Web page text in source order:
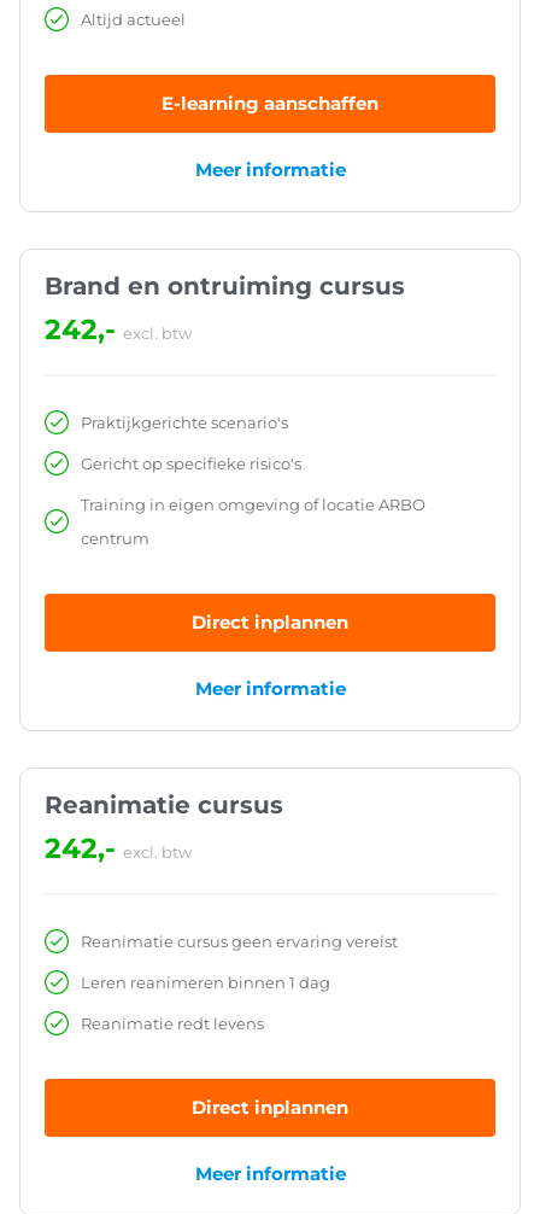
Altijd actueel
E-learning aanschaffen
Meer informatie
Brand en ontruiming cursus
242,- excl. btw
Praktijkgerichte scenario's
Gericht op specifieke risico's
Training in eigen omgeving of locatie ARBO
centrum
Direct inplannen
Meer informatie
Reanimatie cursus
242,- excl. btw
Reanimatie cursus geen ervaring vereist
Leren reanimeren binnen 1 dag
Reanimatie redt levens
Direct inplannen
Meer informatie